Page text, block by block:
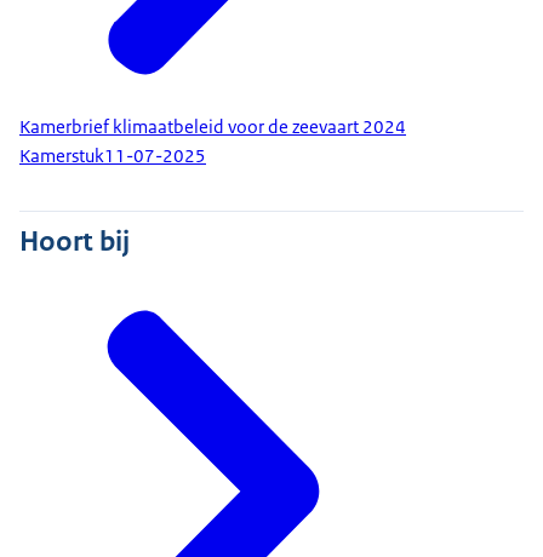
Kamerbrief klimaatbeleid voor de zeevaart 2024
Kamerstuk11-07-2025
Hoort bij